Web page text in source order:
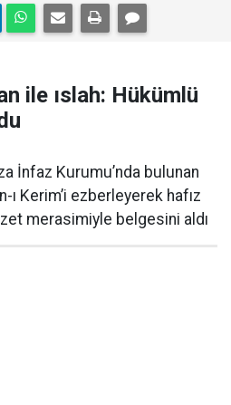
ile ıslah: Hükümlü
İnfaz Kurumu’nda bulunan
ı Kerim’i ezberleyerek hafız
merasimiyle belgesini aldı